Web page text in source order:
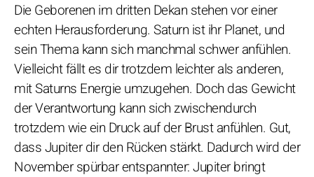
Die Geborenen im dritten Dekan stehen vor einer
echten Herausforderung. Saturn ist ihr Planet, und
sein Thema kann sich manchmal schwer anfühlen.
Vielleicht fällt es dir trotzdem leichter als anderen,
mit Saturns Energie umzugehen. Doch das Gewicht
der Verantwortung kann sich zwischendurch
trotzdem wie ein Druck auf der Brust anfühlen. Gut,
dass Jupiter dir den Rücken stärkt. Dadurch wird der
November spürbar entspannter: Jupiter bringt